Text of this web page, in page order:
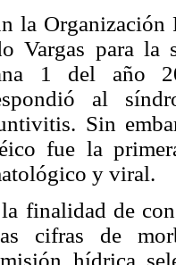
la Organización
Vargas para
1 del año
al
Sin
fue la
y viral.
finalidad de
cifras de
hídrica